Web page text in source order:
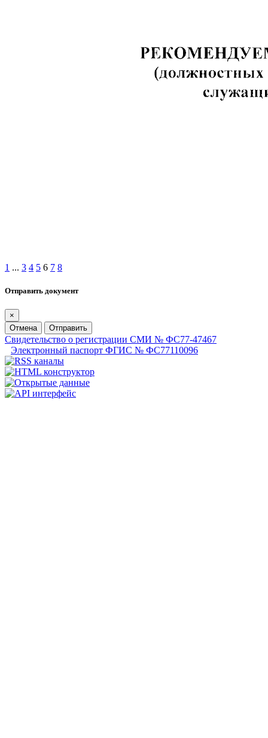
1 ... 3 4 5 6 7 8
Отправить документ
×
Отмена
Отправить
Свидетельство о регистрации СМИ № ФС77-47467
Электронный паспорт ФГИС № ФС77110096